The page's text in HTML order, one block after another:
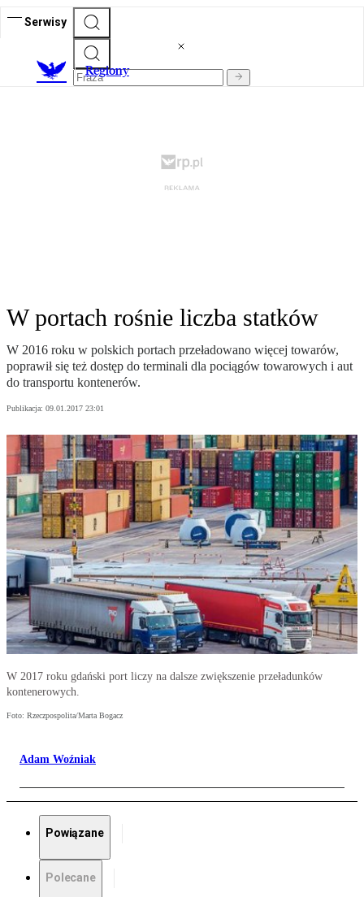
Serwisy
Regiony
W portach rośnie liczba statków
W 2016 roku w polskich portach przeładowano więcej towarów,
poprawił się też dostęp do terminali dla pociągów towarowych i aut
do transportu kontenerów.
Publikacja: 09.01.2017 23:01
W 2017 roku gdański port liczy na dalsze zwiększenie przeładunków
kontenerowych.
Foto: Rzeczpospolita/Marta Bogacz
Adam Woźniak
Powiązane
Polecane